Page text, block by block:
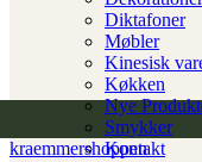
Diktafoner
Møbler
Kinesisk
Køkken
Nye
Smykker
Kontakt
kraemmershoppen